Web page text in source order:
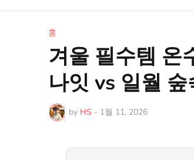
홈
겨울 필수템 온
나잇 vs 일월
by HS - 1월 11, 2026